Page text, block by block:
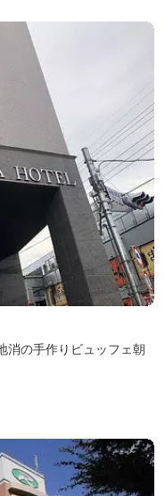
消の手作りビュッフェ朝